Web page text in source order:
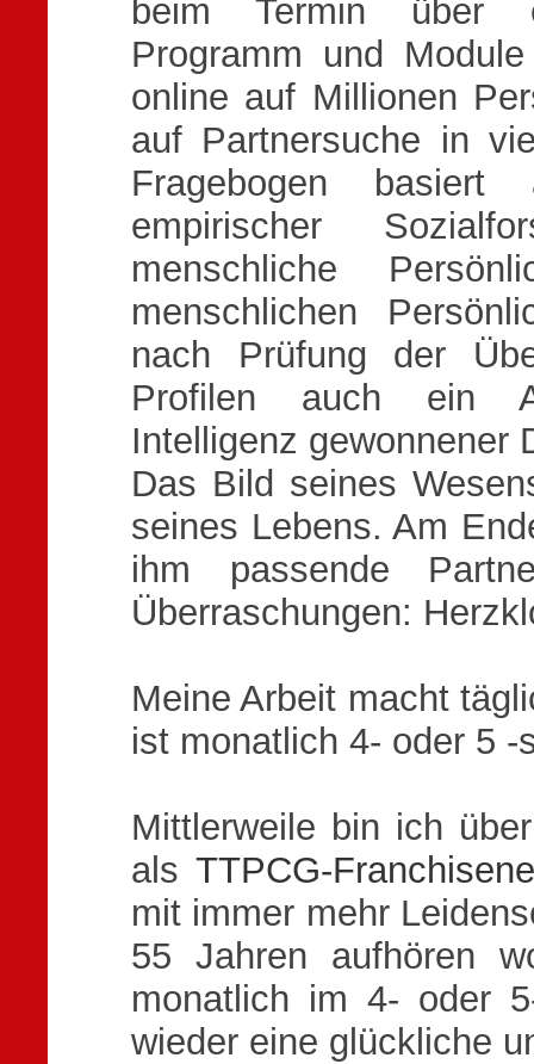
beim Termin über
Programm und
online auf Millionen
auf Partnersuche in
Fragebogen basiert
empirischer
menschliche
menschlichen
nach Prüfung der
Profilen auch ein
Intelligenz gewonnener
Das Bild seines
seines Lebens. Am
ihm passende
Überraschungen:
Meine Arbeit macht
ist monatlich 4- oder 5 -
Mittlerweile bin ich
alsTTPCG-
mit immer mehr
55 Jahren aufhören
monatlich im 4- oder
wieder eine glückliche